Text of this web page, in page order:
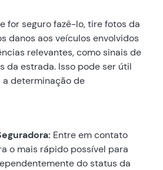
for seguro fazê-lo, tire fotos da
danos aos veículos envolvidos
relevantes, como sinais de
da estrada. Isso pode ser útil
determinação de
Entre em contato
o mais rápido possível para
do status da